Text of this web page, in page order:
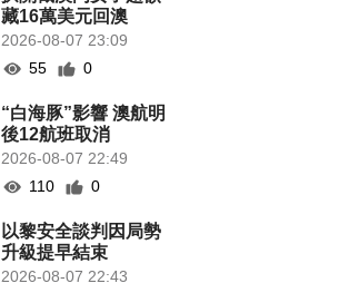
藏16萬美元回澳
2026-08-07 23:09
55
0
“白海豚”影響 澳航明
後12航班取消
2026-08-07 22:49
110
0
以黎安全談判因局勢
升級提早結束
2026-08-07 22:43